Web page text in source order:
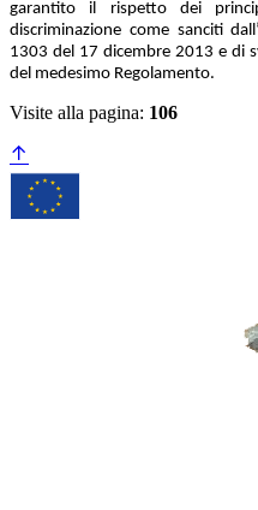
garantito il rispetto dei
discriminazione come sanciti
1303 del 17 dicembre 2013 e di
del medesimo Regolamento.
Visite alla pagina: 106